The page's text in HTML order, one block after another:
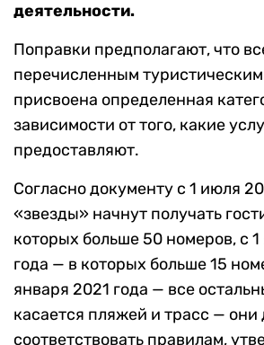
деятельности.
Поправки предполагают, что
перечисленным
присвоена определенная
зависимости от того, какие
предоставляют.
Согласно документу с 1 июля
«звезды» начнут получать
которых больше 50 номеров, с
года — в которых больше 15
января 2021 года — все
касается пляжей и трасс —
соответствовать правилам,